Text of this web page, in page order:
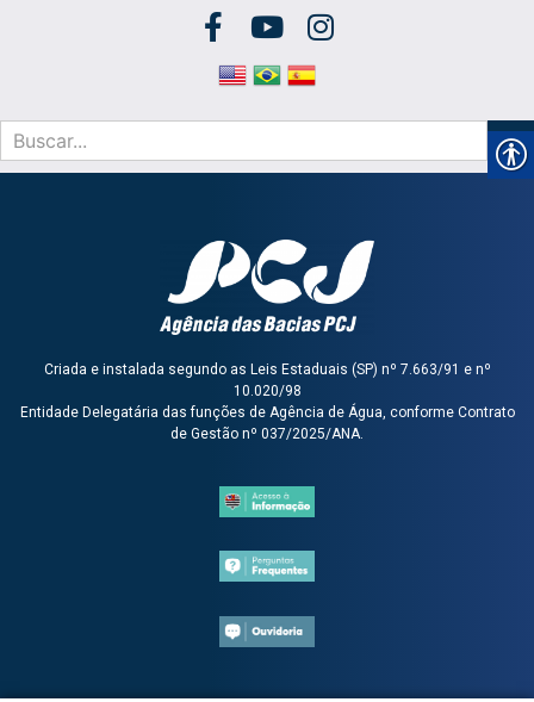
Criada e instalada segundo as Leis Estaduais (SP) nº 7.663/91 e nº
10.020/98
Entidade Delegatária das funções de Agência de Água, conforme Contrato
de Gestão nº 037/2025/ANA.